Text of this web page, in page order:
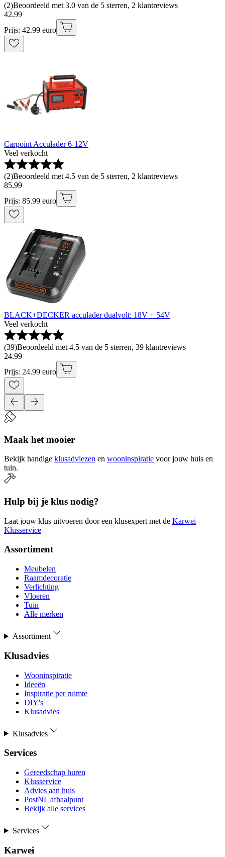
(2)Beoordeeld met 3.0 van de 5 sterren, 2 klantreviews
42.99
Prijs: 42.99 euro
Carpoint Acculader 6-12V
Veel verkocht
(2)Beoordeeld met 4.5 van de 5 sterren, 2 klantreviews
85.99
Prijs: 85.99 euro
BLACK+DECKER acculader dualvolt: 18V + 54V
Veel verkocht
(39)Beoordeeld met 4.5 van de 5 sterren, 39 klantreviews
24.99
Prijs: 24.99 euro
Maak het mooier
Bekijk handige klusadviezen en wooninspiratie voor jouw huis en
tuin.
Hulp bij je klus nodig?
Laat jouw klus uitvoeren door een klusexpert met de Karwei
Klusservice
Assortiment
Meubelen
Raamdecoratie
Verlichting
Vloeren
Tuin
Alle merken
Assortiment
Klusadvies
Wooninspiratie
Ideeën
Inspiratie per ruimte
DIY's
Klusadvies
Klusadvies
Services
Gereedschap huren
Klusservice
Advies aan huis
PostNL afhaalpunt
Bekijk alle services
Services
Karwei